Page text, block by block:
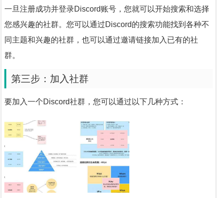
一旦注册成功并登录Discord账号，您就可以开始搜索和选择
您感兴趣的社群。您可以通过Discord的搜索功能找到各种不
同主题和兴趣的社群，也可以通过邀请链接加入已有的社
群。
第三步：加入社群
要加入一个Discord社群，您可以通过以下几种方式：